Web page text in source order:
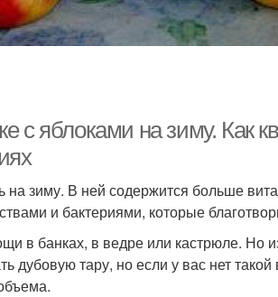
с яблоками на зиму. Как
на зиму. В ней содержится больше
и бактериями, которые
в банках, в ведре или кастрюле. Но
дубовую тару, но если у вас нет